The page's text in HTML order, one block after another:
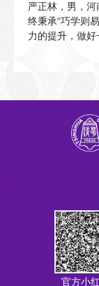
严正林，男，
终秉承“巧学则
力的提升，做好
官方小